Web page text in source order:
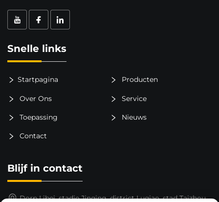
Snelle links
Startpagina Producten
Over Ons Service
Toepassing Nieuws
Contact
Blijf in contact
Dorp Libei, stadje Jinqing, district Luqiao, stad Taizhou,